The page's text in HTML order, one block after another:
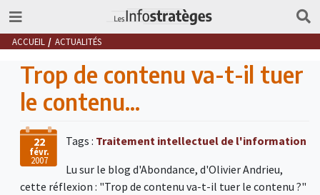
ACCUEIL ACTUALITÉS
Trop de contenu va-t-il tuer
le contenu...
22
févr.
2007
Tags : Traitement intellectuel de l'information
Lu sur le blog d'Abondance, d'Olivier Andrieu,
cette réflexion : "Trop de contenu va-t-il tuer le contenu ?"